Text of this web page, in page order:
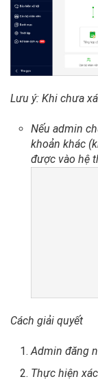
Lưu ý: Khi chưa
Nếu admin
khoản khác
được vào hệ
Cách giải quyết
Admin đăng
Thực hiện